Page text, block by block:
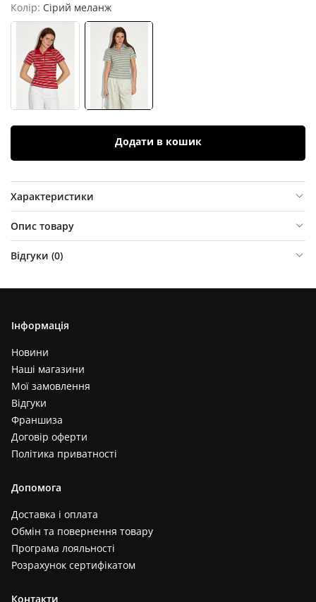
Колір: Сірий меланж
Додати в кошик
Характеристики
Опис товару
Відгуки (0)
Інформація
Новини
Наші магазини
Мої замовлення
Відгуки
Франшиза
Договір оферти
Політика приватності
Допомога
Доставка і оплата
Обмін та повернення товару
Програма лояльності
Розрахунок сертифікатом
Контакти